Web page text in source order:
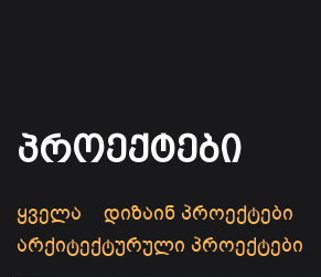
პროექტები
ყველა
დიზაინ პროექტები
არქიტექტურული პროექტები